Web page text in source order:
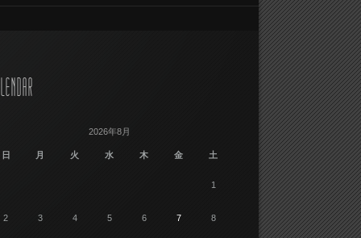
2026年8月
日 月 火 水 木 金 土
1
2 3 4 5 6 7 8